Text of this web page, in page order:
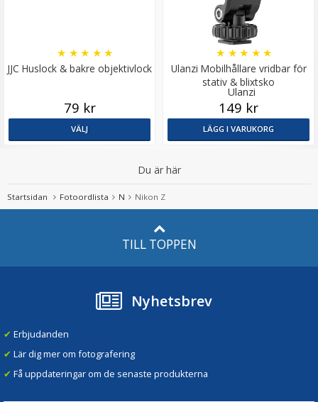
JJC Huslock & bakre objektivlock
★ ★ ★ ★ ★
79 kr
VÄLJ
Ulanzi Mobilhållare vridbar för
stativ & blixtsko
★ ★ ★ ★ ★
Ulanzi
149 kr
LÄGG I VARUKORG
Du är här
Startsidan Fotoordlista N Nikon Z
TILL TOPPEN
Nyhetsbrev
✔ Erbjudanden
✔ Lär dig mer om fotografering
✔ Få uppdateringar om de senaste produkterna